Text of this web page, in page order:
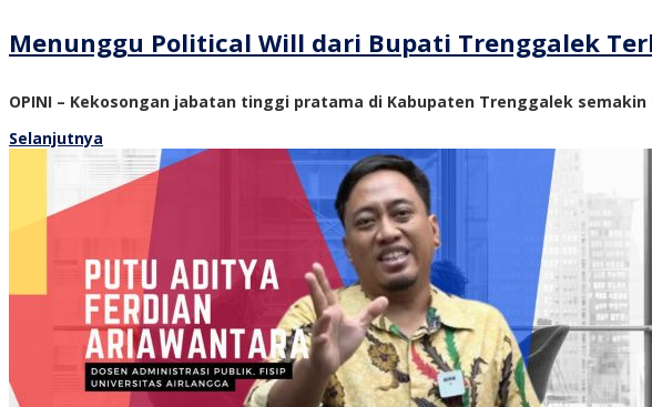
Menunggu Political Will dari Bupati Trenggalek
OPINI – Kekosongan jabatan tinggi pratama di Kabupaten Trenggalek
Selanjutnya